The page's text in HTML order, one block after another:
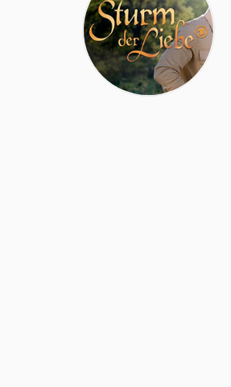
die beiden
letzten Spiel der
den Aufstieg von
sondern auch um
kann Leo das Spiel
verpassen. Daher
seinem Trainer,
Sturm der Liebe
ausgestrahlt am